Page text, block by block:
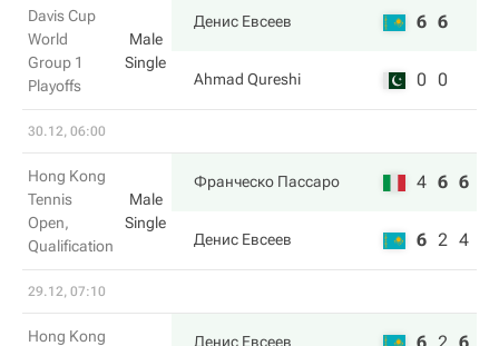
Davis Cup
World
Group 1
Playoffs
Male
Single
Денис Евсеев 6 6
Ahmad Qureshi 0 0
30.12, 06:00
Hong Kong
Tennis
Open,
Qualification
Male
Single
Франческо Пассаро 4 6 6
Денис Евсеев 6 2 4
29.12, 07:10
Hong Kong
Денис Евсеев